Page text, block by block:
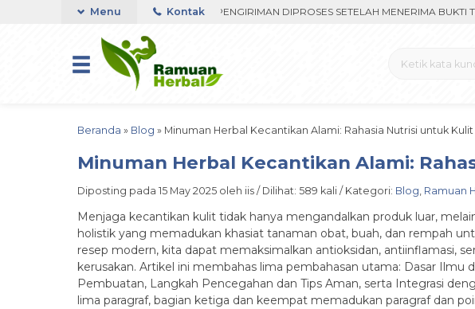
RESPON ORDER VIA WHATSAPP. PENGIRIMAN DIPROSES SETELAH MENERIMA BUKTI
Menu Kontak
Beranda » Blog » Minuman Herbal Kecantikan Alami: Rahasia Nutrisi untuk
Minuman Herbal Kecantikan Alami:
Diposting pada 15 May 2025 oleh iis / Dilihat: 589 kali / Kategori: Blog, Ramuan
Menjaga kecantikan kulit tidak hanya mengandalkan produk luar,
holistik yang memadukan khasiat tanaman obat, buah, dan rempah
resep modern, kita dapat memaksimalkan antioksidan, antiinflamasi,
kerusakan. Artikel ini membahas lima pembahasan utama: Dasar Ilmu
Pembuatan, Langkah Pencegahan dan Tips Aman, serta Integrasi
lima paragraf, bagian ketiga dan keempat memadukan paragraf dan